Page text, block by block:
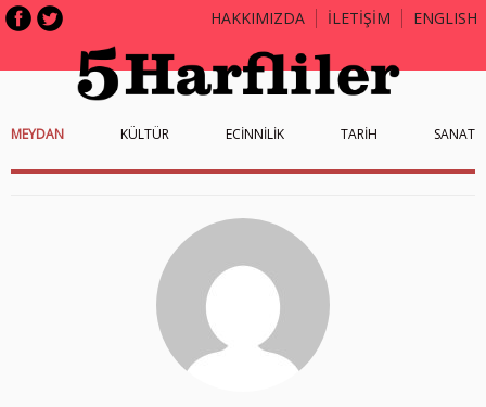
HAKKIMIZDA İLETİŞİM ENGLISH
MEYDAN KÜLTÜR ECİNNİLİK TARİH SANAT